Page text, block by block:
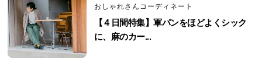
おしゃれさんコーディネート
【４日間特集】軍パンをほどよくシック
に、麻のカー...